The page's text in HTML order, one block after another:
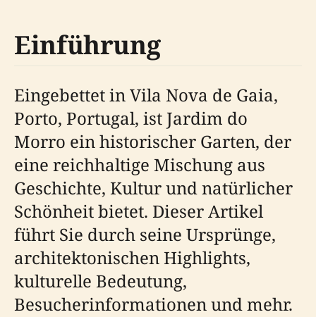
Einführung
Eingebettet in Vila Nova de Gaia,
Porto, Portugal, ist Jardim do
Morro ein historischer Garten, der
eine reichhaltige Mischung aus
Geschichte, Kultur und natürlicher
Schönheit bietet. Dieser Artikel
führt Sie durch seine Ursprünge,
architektonischen Highlights,
kulturelle Bedeutung,
Besucherinformationen und mehr.